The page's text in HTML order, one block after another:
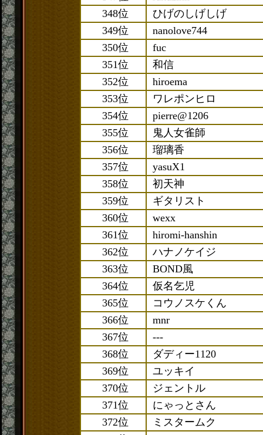
348位
ひげのしげしげ
349位
nanolove744
350位
fuc
351位
和信
352位
hiroema
353位
ワレポンヒロ
354位
pierre@1206
355位
鬼人女雀師
356位
瑠璃香
357位
yasuX1
358位
初天神
359位
ギタリスト
360位
wexx
361位
hiromi-hanshin
362位
ハナノケイジ
363位
BOND風
364位
仮名乞児
365位
コウノスケくん
366位
mnr
367位
---
368位
ダディー1120
369位
ユッキイ
370位
ジェントル
371位
にゃっとさん
372位
ミスタームク